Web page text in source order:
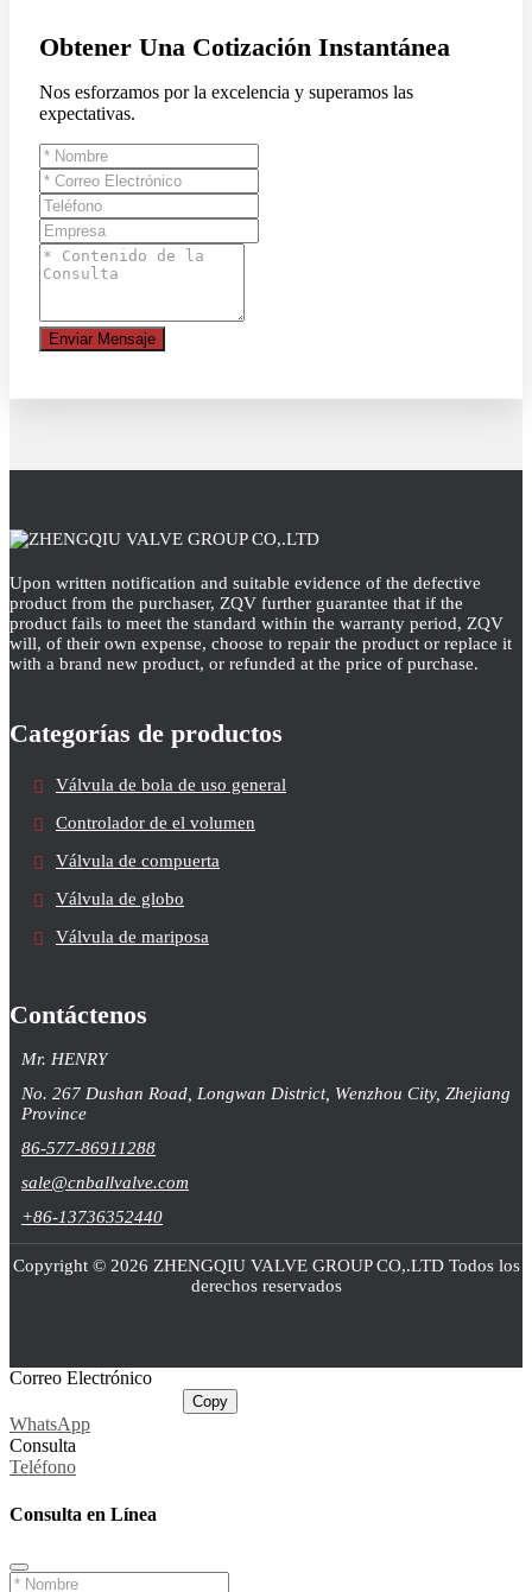
Obtener Una Cotización Instantánea
Nos esforzamos por la excelencia y superamos las
expectativas.
Enviar Mensaje
Upon written notification and suitable evidence of the defective
product from the purchaser, ZQV further guarantee that if the
product fails to meet the standard within the warranty period, ZQV
will, of their own expense, choose to repair the product or replace it
with a brand new product, or refunded at the price of purchase.
Categorías de productos
Válvula de bola de uso general
Controlador de el volumen
Válvula de compuerta
Válvula de globo
Válvula de mariposa
Contáctenos
Mr. HENRY
No. 267 Dushan Road, Longwan District, Wenzhou City, Zhejiang
Province
86-577-86911288
sale@cnballvalve.com
+86-13736352440
Copyright © 2026 ZHENGQIU VALVE GROUP CO,.LTD Todos los
derechos reservados
Correo Electrónico
Copy
WhatsApp
Consulta
Teléfono
Consulta en Línea